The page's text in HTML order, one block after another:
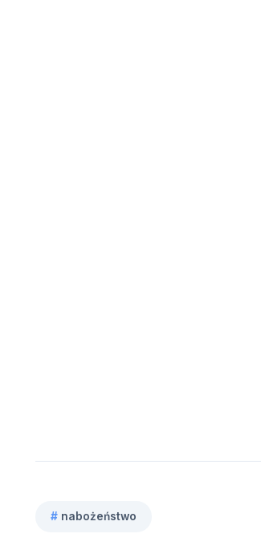
Tagi
# nabożeństwo